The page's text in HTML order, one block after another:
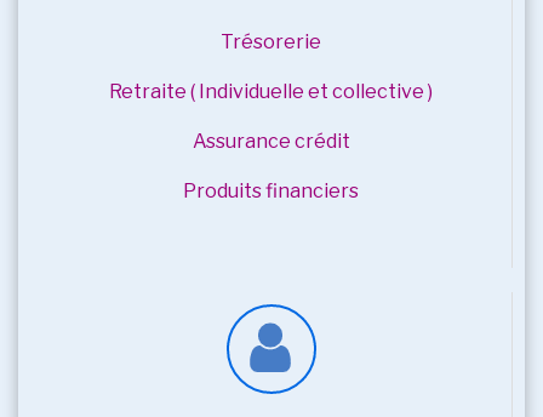
Trésorerie
Retraite ( Individuelle et collective )
Assurance crédit
Produits financiers